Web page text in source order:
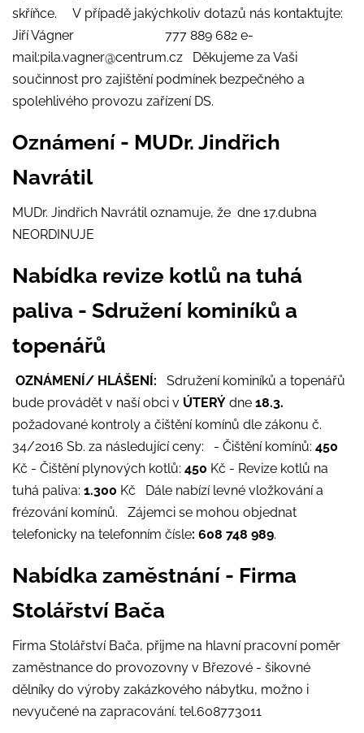
skříňce. V případě jakýchkoliv dotazů nás kontaktujte:
Jiří Vágner 777 889 682 e-
mail:pila.vagner@centrum.cz Děkujeme za Vaši
součinnost pro zajištění podmínek bezpečného a
spolehlivého provozu zařízení DS.
Oznámení - MUDr. Jindřich
Navrátil
MUDr. Jindřich Navrátil oznamuje, že dne 17.dubna
NEORDINUJE
Nabídka revize kotlů na tuhá
paliva - Sdružení kominíků a
topenářů
OZNÁMENÍ/ HLÁŠENÍ: Sdružení kominíků a topenářů
bude provádět v naší obci v ÚTERÝ dne 18.3.
požadované kontroly a čištění komínů dle zákonu č.
34/2016 Sb. za následující ceny: - Čištění komínů: 450
Kč - Čištění plynových kotlů: 450 Kč - Revize kotlů na
tuhá paliva: 1.300 Kč Dále nabízí levné vložkování a
frézování komínů. Zájemci se mohou objednat
telefonicky na telefonním čísle: 608 748 989.
Nabídka zaměstnání - Firma
Stolářství Bača
Firma Stolářství Bača, přijme na hlavní pracovní poměr
zaměstnance do provozovny v Březové - šikovné
dělníky do výroby zakázkového nábytku, možno i
nevyučené na zapracování. tel.608773011